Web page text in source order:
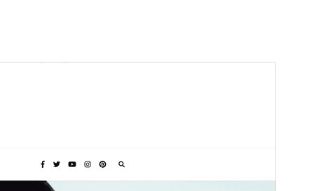
पछिल्लो अपडेट
मार्च 31, 2026